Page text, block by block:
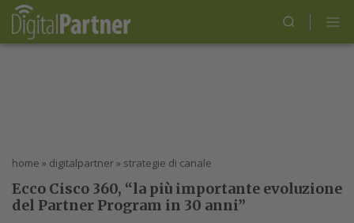
home » digitalpartner» strategie di canale
Ecco Cisco 360, “la più importante evoluzione
del Partner Program in 30 anni”